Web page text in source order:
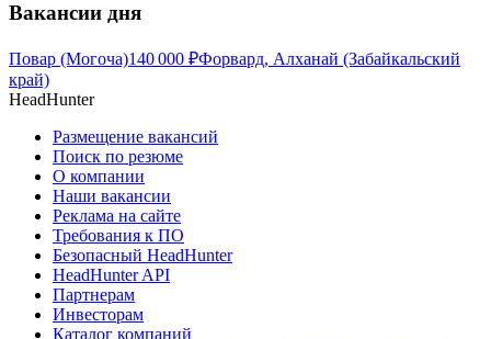
Вакансии дня
Повар (Могоча)140 000 ₽Форвард, Алханай (Забайкальский
край)
HeadHunter
Размещение вакансий
Поиск по резюме
О компании
Наши вакансии
Реклама на сайте
Требования к ПО
Безопасный HeadHunter
HeadHunter API
Партнерам
Инвесторам
Каталог компаний